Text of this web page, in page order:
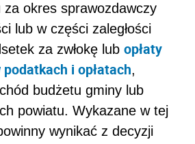
za okres sprawozdawczy
lub w części zaległości
za zwłokę lub opłaty
i opłatach,
budżetu gminy lub
powiatu. Wykazane w tej
wynikać z decyzji